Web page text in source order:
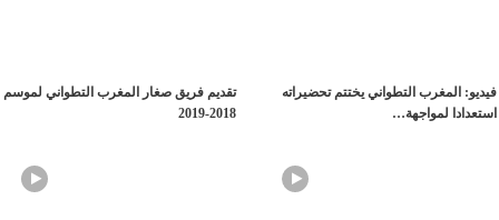
فيديو: المغرب التطواني يختتم تحضيراته
استعدادا لمواجهة…
تقديم فريق صغار المغرب التطواني لموسم
2018-2019